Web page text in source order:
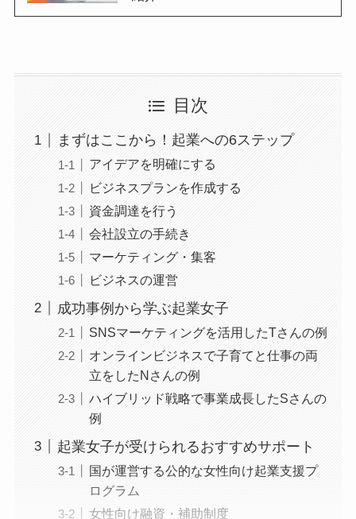
目次
まずはここから！起業への6ステップ
アイデアを明確にする
ビジネスプランを作成する
資金調達を行う
会社設立の手続き
マーケティング・集客
ビジネスの運営
成功事例から学ぶ起業女子
SNSマーケティングを活用したTさんの例
オンラインビジネスで子育てと仕事の両
立をしたNさんの例
ハイブリッド戦略で事業成長したSさんの
例
起業女子が受けられるおすすめサポート
国が運営する公的な女性向け起業支援プ
ログラム
女性向け融資・補助制度